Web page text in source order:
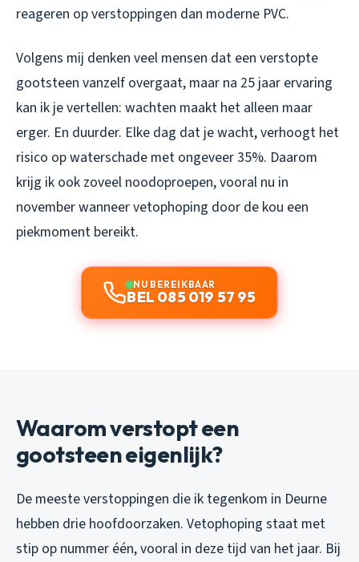
reageren op verstoppingen dan moderne PVC.
Volgens mij denken veel mensen dat een verstopte
gootsteen vanzelf overgaat, maar na 25 jaar ervaring
kan ik je vertellen: wachten maakt het alleen maar
erger. En duurder. Elke dag dat je wacht, verhoogt het
risico op waterschade met ongeveer 35%. Daarom
krijg ik ook zoveel noodoproepen, vooral nu in
november wanneer vetophoping door de kou een
piekmoment bereikt.
NU BEREIKBAAR
BEL 085 019 57 95
Waarom verstopt een
gootsteen eigenlijk?
De meeste verstoppingen die ik tegenkom in Deurne
hebben drie hoofdoorzaken. Vetophoping staat met
stip op nummer één, vooral in deze tijd van het jaar. Bij